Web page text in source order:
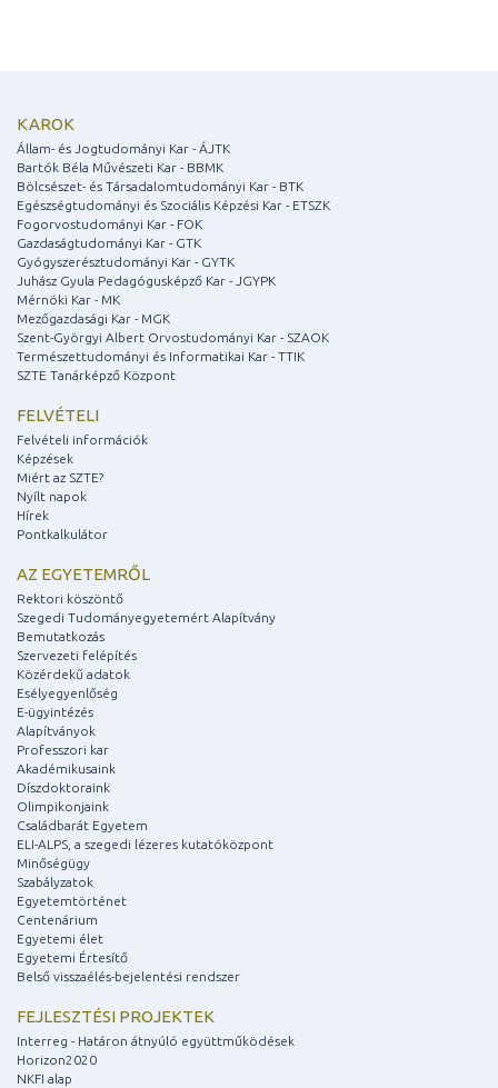
KAROK
Állam- és Jogtudományi Kar - ÁJTK
Bartók Béla Művészeti Kar - BBMK
Bölcsészet- és Társadalomtudományi Kar - BTK
Egészségtudományi és Szociális Képzési Kar - ETSZK
Fogorvostudományi Kar - FOK
Gazdaságtudományi Kar - GTK
Gyógyszerésztudományi Kar - GYTK
Juhász Gyula Pedagógusképző Kar - JGYPK
Mérnöki Kar - MK
Mezőgazdasági Kar - MGK
Szent-Györgyi Albert Orvostudományi Kar - SZAOK
Természettudományi és Informatikai Kar - TTIK
SZTE Tanárképző Központ
FELVÉTELI
Felvételi információk
Képzések
Miért az SZTE?
Nyílt napok
Hírek
Pontkalkulátor
AZ EGYETEMRŐL
Rektori köszöntő
Szegedi Tudományegyetemért Alapítvány
Bemutatkozás
Szervezeti felépítés
Közérdekű adatok
Esélyegyenlőség
E-ügyintézés
Alapítványok
Professzori kar
Akadémikusaink
Díszdoktoraink
Olimpikonjaink
Családbarát Egyetem
ELI-ALPS, a szegedi lézeres kutatóközpont
Minőségügy
Szabályzatok
Egyetemtörténet
Centenárium
Egyetemi élet
Egyetemi Értesítő
Belső visszaélés-bejelentési rendszer
FEJLESZTÉSI PROJEKTEK
Interreg - Határon átnyúló együttműködések
Horizon2020
NKFI alap